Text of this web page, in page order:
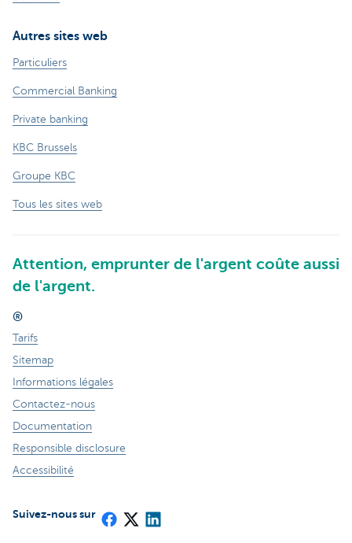
Autres sites web
Particuliers
Commercial Banking
Private banking
KBC Brussels
Groupe KBC
Tous les sites web
Attention, emprunter de l'argent coûte aussi
de l'argent.
®
Tarifs
Sitemap
Informations légales
Contactez-nous
Documentation
Responsible disclosure
Accessibilité
Suivez-nous sur